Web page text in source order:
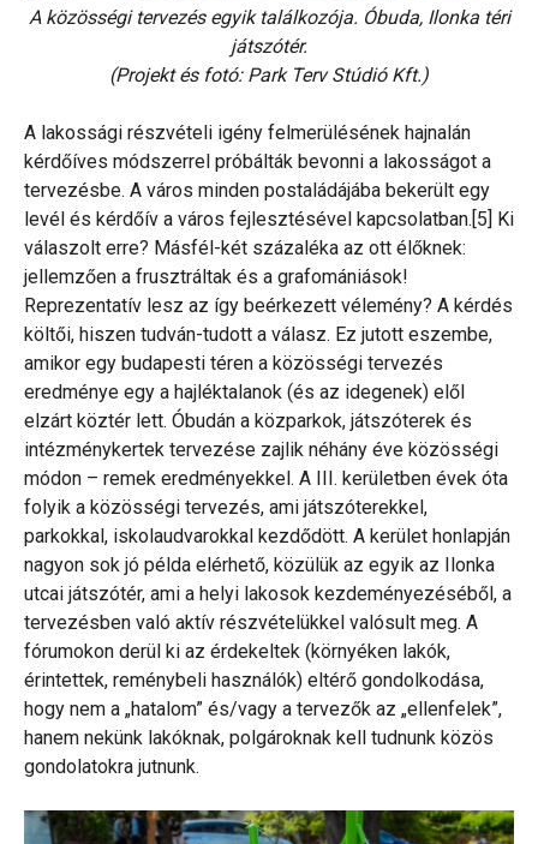
A közösségi tervezés egyik találkozója. Óbuda, Ilonka téri
játszótér.
(Projekt és fotó: Park Terv Stúdió Kft.)
A lakossági részvételi igény felmerülésének hajnalán
kérdőíves módszerrel próbálták bevonni a lakosságot a
tervezésbe. A város minden postaládájába bekerült egy
levél és kérdőív a város fejlesztésével kapcsolatban.[5] Ki
válaszolt erre? Másfél-két százaléka az ott élőknek:
jellemzően a frusztráltak és a grafomániások!
Reprezentatív lesz az így beérkezett vélemény? A kérdés
költői, hiszen tudván-tudott a válasz. Ez jutott eszembe,
amikor egy budapesti téren a közösségi tervezés
eredménye egy a hajléktalanok (és az idegenek) elől
elzárt köztér lett. Óbudán a közparkok, játszóterek és
intézménykertek tervezése zajlik néhány éve közösségi
módon – remek eredményekkel. A III. kerületben évek óta
folyik a közösségi tervezés, ami játszóterekkel,
parkokkal, iskolaudvarokkal kezdődött. A kerület honlapján
nagyon sok jó példa elérhető, közülük az egyik az Ilonka
utcai játszótér, ami a helyi lakosok kezdeményezéséből, a
tervezésben való aktív részvételükkel valósult meg. A
fórumokon derül ki az érdekeltek (környéken lakók,
érintettek, reménybeli használók) eltérő gondolkodása,
hogy nem a „hatalom” és/vagy a tervezők az „ellenfelek”,
hanem nekünk lakóknak, polgároknak kell tudnunk közös
gondolatokra jutnunk.